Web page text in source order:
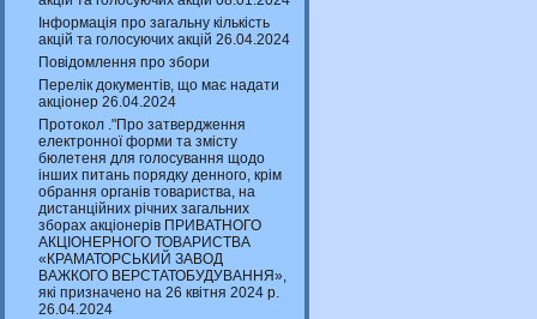
Інформація про загальну кількість
акцій та голосуючих акцій 26.04.2024
Повідомлення про збори
Перелік документів, що має надати
акціонер 26.04.2024
Протокол ."Про затвердження
електронної форми та змісту
бюлетеня для голосування щодо
інших питань порядку денного, крім
обрання органів товариства, на
дистанційних річних загальних
зборах акціонерів ПРИВАТНОГО
АКЦІОНЕРНОГО ТОВАРИСТВА
«КРАМАТОРСЬКИЙ ЗАВОД
ВАЖКОГО ВЕРСТАТОБУДУВАННЯ»,
які призначено на 26 квітня 2024 р.
26.04.2024